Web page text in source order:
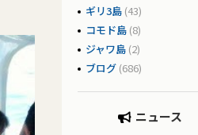
ギリ3島 (43)
コモド島 (8)
ジャワ島 (2)
ブログ (686)
ニュース